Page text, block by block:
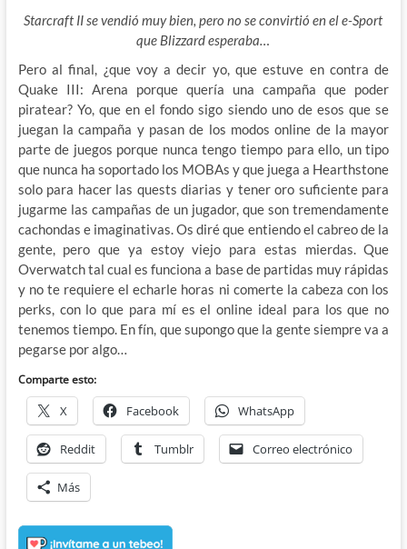
Starcraft II se vendió muy bien, pero no se convirtió en el e-Sport
que Blizzard esperaba…
Pero al final, ¿que voy a decir yo, que estuve en contra de
Quake III: Arena porque quería una campaña que poder
piratear? Yo, que en el fondo sigo siendo uno de esos que se
juegan la campaña y pasan de los modos online de la mayor
parte de juegos porque nunca tengo tiempo para ello, un tipo
que nunca ha soportado los MOBAs y que juega a Hearthstone
solo para hacer las quests diarias y tener oro suficiente para
jugarme las campañas de un jugador, que son tremendamente
cachondas e imaginativas. Os diré que entiendo el cabreo de la
gente, pero que ya estoy viejo para estas mierdas. Que
Overwatch tal cual es funciona a base de partidas muy rápidas
y no te requiere el echarle horas ni comerte la cabeza con los
perks, con lo que para mí es el online ideal para los que no
tenemos tiempo. En fín, que supongo que la gente siempre va a
pegarse por algo…
Comparte esto:
X Facebook WhatsApp
Reddit Tumblr Correo electrónico
Más